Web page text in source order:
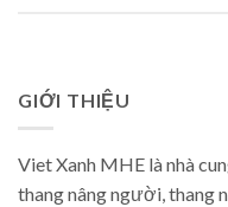
GIỚI THIỆU
Viet Xanh MHE là nhà
thang nâng người, thang